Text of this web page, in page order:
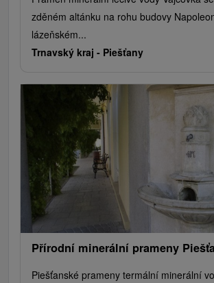
zděném altánku na rohu budovy
lázeňském...
Trnavský kraj - Piešťany
Přírodní minerální prameny
Piešťanské prameny termální minerální